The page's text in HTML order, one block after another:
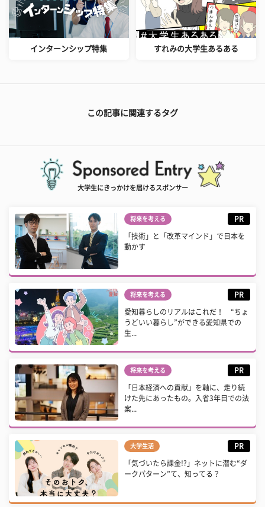
インターンシップ特集 すれみの大学生あるある
この記事に関連するタグ
大学生にきっかけを届けるスポンサー
将来を考える PR
「技術」と「改革マインド」で日本を
動かす
将来を考える PR
愛知暮らしのリアルはこれだ！ “ちょ
うどいい暮らし”ができる愛知県での
生...
将来を考える PR
「日本経済への貢献」を軸に、走り続
けた先にあったもの。入省3年目での法
案...
大学生活 PR
「気づいたら課金!?」ネットに潜む“ダ
ークパターン”て、知ってる？